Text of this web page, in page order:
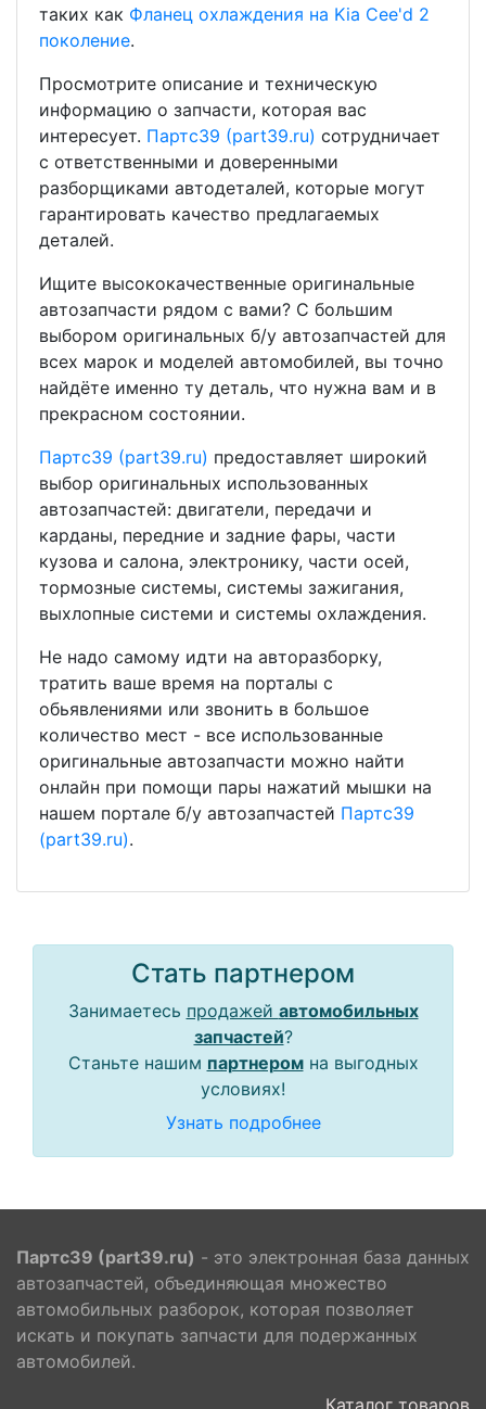
таких как Фланец охлаждения на Kia Cee'd 2
поколение.
Просмотрите описание и техническую
информацию о запчасти, которая вас
интересует. Партс39 (part39.ru) сотрудничает
с ответственными и доверенными
разборщиками автодеталей, которые могут
гарантировать качество предлагаемых
деталей.
Ищите высококачественные оригинальные
автозапчасти рядом с вами? С большим
выбором оригинальных б/у автозапчастей для
всех марок и моделей автомобилей, вы точно
найдёте именно ту деталь, что нужна вам и в
прекрасном состоянии.
Партс39 (part39.ru) предоставляет широкий
выбор оригинальных использованных
автозапчастей: двигатели, передачи и
карданы, передние и задние фары, части
кузова и салона, электронику, части осей,
тормозные системы, системы зажигания,
выхлопные системи и системы охлаждения.
Не надо самому идти на авторазборку,
тратить ваше время на порталы с
обьявлениями или звонить в большое
количество мест - все использованные
оригинальные автозапчасти можно найти
онлайн при помощи пары нажатий мышки на
нашем портале б/у автозапчастей Партс39
(part39.ru).
Стать партнером
Занимаетесь продажей автомобильных
запчастей?
Станьте нашим партнеромна выгодных
условиях!
Узнать подробнее
Партс39 (part39.ru) - это электронная база данных
автозапчастей, объединяющая множество
автомобильных разборок, которая позволяет
искать и покупать запчасти для подержанных
автомобилей.
Каталог товаров